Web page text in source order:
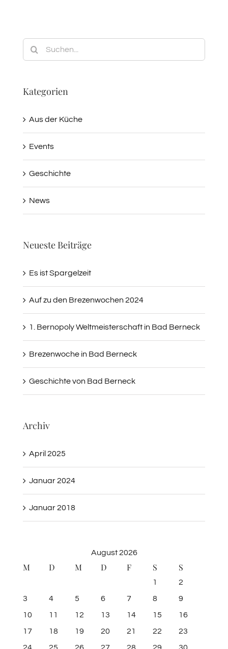
Suche
nach:
Kategorien
Aus der Küche
Events
Geschichte
News
Neueste Beiträge
Es ist Spargelzeit
Auf zu den Brezenwochen 2024
1. Bernopoly Weltmeisterschaft in Bad Berneck
Brezenwoche in Bad Berneck
Geschichte von Bad Berneck
Archiv
April 2025
Januar 2024
Januar 2018
August 2026
M D M D F S S
1
2
3
4 5 6 7 8
9
10
11 12 13 14 15
16
17
18 19 20 21 22
23